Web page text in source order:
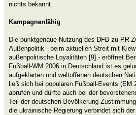
nichts bekannt.
Kampagnenfähig
Die punktgenaue Nutzung des DFB zu PR-
Außenpolitik - beim aktuellen Streit mit
außenpolitische Loyalitäten [9] - eröffnet
Fußball-WM 2006 in Deutschland ist es
aufgeklärten und weltoffenen deutschen
ließ sich bei populären Fußball-Events (EM
abrufen und dürfte auch bei der
Teil der deutschen Bevölkerung
die ukrainische Regierung verbindet sich